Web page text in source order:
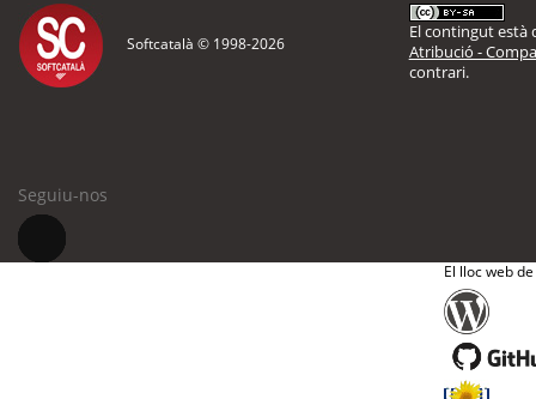
Softcatalà © 1998-2026
El contingut està
Atribució -
contrari.
Seguiu-nos
El lloc web